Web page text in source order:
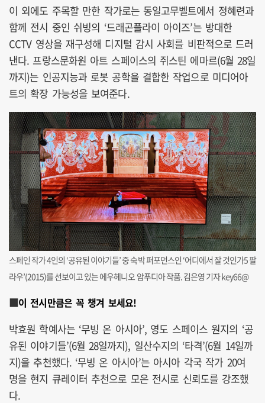
이 외에도 주목할 만한 작가로는 동일고무벨트에서 정혜련과
함께 전시 중인 쉬빙의 ‘드래곤플라이 아이즈’는 방대한
CCTV 영상을 재구성해 디지털 감시 사회를 비판적으로 드러
낸다. 프랑스문화원 아트 스페이스의 쥐스틴 에마르(6월 28일
까지)는 인공지능과 로봇 공학을 결합한 작업으로 미디어아
트의 확장 가능성을 보여준다.
스페인 작가 4인의 ‘공유된 이야기들’ 중 숙박 퍼포먼스인 ‘어디에서 잘 것인가5 팔
라우’(2015)를 선보이고 있는 에우헤니오 암푸디아 작품. 김은영 기자 key66@
■이 전시만큼은 꼭 챙겨 보세요!
박효원 학예사는 ‘무빙 온 아시아’, 영도 스페이스 원지의 ‘공
유된 이야기들’(6월 28일까지), 일산수지의 ‘타격’(6월 14일까
지)을 추천했다. ‘무빙 온 아시아’는 아시아 각국 작가 20여
명을 현지 큐레이터 추천으로 모은 전시로 신뢰도를 강조했
다.